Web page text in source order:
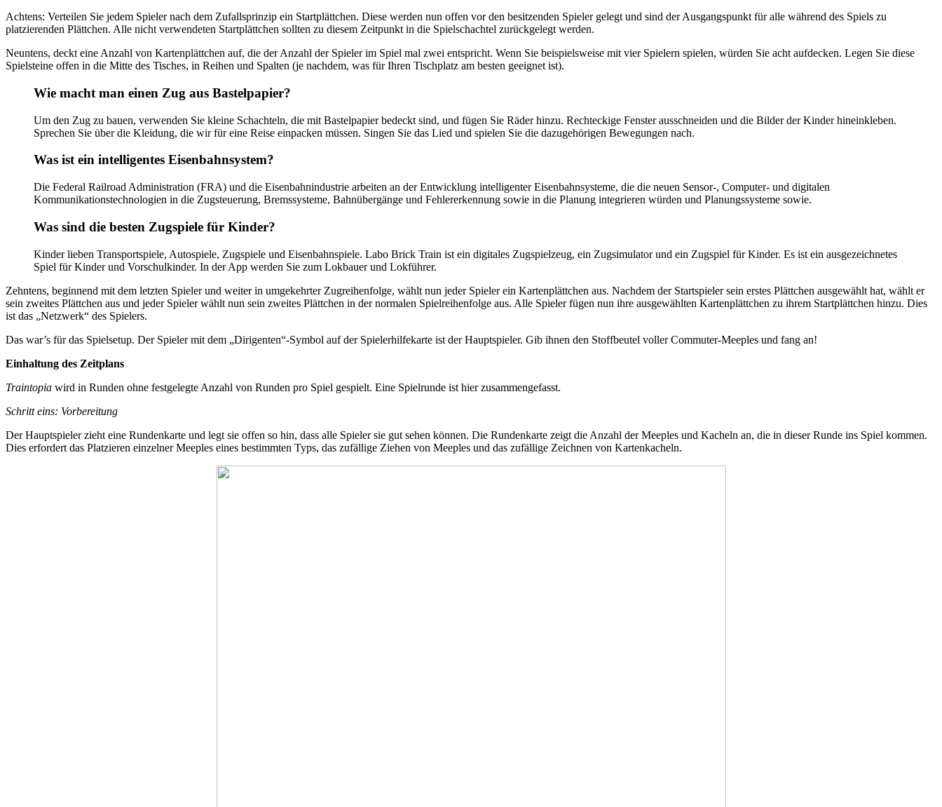
Achtens: Verteilen Sie jedem Spieler nach dem Zufallsprinzip ein Startplättchen. Diese werden nun offen vor den besitzenden Spieler gelegt und sind der Ausgangspunkt für alle während des Spiels zu
platzierenden Plättchen. Alle nicht verwendeten Startplättchen sollten zu diesem Zeitpunkt in die Spielschachtel zurückgelegt werden.
Neuntens, deckt eine Anzahl von Kartenplättchen auf, die der Anzahl der Spieler im Spiel mal zwei entspricht. Wenn Sie beispielsweise mit vier Spielern spielen, würden Sie acht aufdecken. Legen Sie diese
Spielsteine ​​offen in die Mitte des Tisches, in Reihen und Spalten (je nachdem, was für Ihren Tischplatz am besten geeignet ist).
Wie macht man einen Zug aus Bastelpapier?
Um den Zug zu bauen, verwenden Sie kleine Schachteln, die mit Bastelpapier bedeckt sind, und fügen Sie Räder hinzu. Rechteckige Fenster ausschneiden und die Bilder der Kinder hineinkleben.
Sprechen Sie über die Kleidung, die wir für eine Reise einpacken müssen. Singen Sie das Lied und spielen Sie die dazugehörigen Bewegungen nach.
Was ist ein intelligentes Eisenbahnsystem?
Die Federal Railroad Administration (FRA) und die Eisenbahnindustrie arbeiten an der Entwicklung intelligenter Eisenbahnsysteme, die die neuen Sensor-, Computer- und digitalen
Kommunikationstechnologien in die Zugsteuerung, Bremssysteme, Bahnübergänge und Fehlererkennung sowie in die Planung integrieren würden und Planungssysteme sowie.
Was sind die besten Zugspiele für Kinder?
Kinder lieben Transportspiele, Autospiele, Zugspiele und Eisenbahnspiele. Labo Brick Train ist ein digitales Zugspielzeug, ein Zugsimulator und ein Zugspiel für Kinder. Es ist ein ausgezeichnetes
Spiel für Kinder und Vorschulkinder. In der App werden Sie zum Lokbauer und Lokführer.
Zehntens, beginnend mit dem letzten Spieler und weiter in umgekehrter Zugreihenfolge, wählt nun jeder Spieler ein Kartenplättchen aus. Nachdem der Startspieler sein erstes Plättchen ausgewählt hat, wählt er
sein zweites Plättchen aus und jeder Spieler wählt nun sein zweites Plättchen in der normalen Spielreihenfolge aus. Alle Spieler fügen nun ihre ausgewählten Kartenplättchen zu ihrem Startplättchen hinzu. Dies
ist das „Netzwerk“ des Spielers.
Das war’s für das Spielsetup. Der Spieler mit dem „Dirigenten“-Symbol auf der Spielerhilfekarte ist der Hauptspieler. Gib ihnen den Stoffbeutel voller Commuter-Meeples und fang an!
Einhaltung des Zeitplans
Traintopia wird in Runden ohne festgelegte Anzahl von Runden pro Spiel gespielt. Eine Spielrunde ist hier zusammengefasst.
Schritt eins: Vorbereitung
Der Hauptspieler zieht eine Rundenkarte und legt sie offen so hin, dass alle Spieler sie gut sehen können. Die Rundenkarte zeigt die Anzahl der Meeples und Kacheln an, die in dieser Runde ins Spiel kommen.
Dies erfordert das Platzieren einzelner Meeples eines bestimmten Typs, das zufällige Ziehen von Meeples und das zufällige Zeichnen von Kartenkacheln.